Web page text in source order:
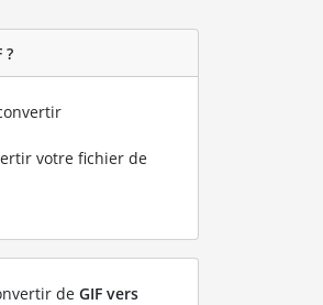
?
votre fichier de
de GIF vers